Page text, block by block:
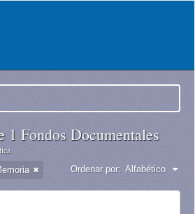
1 Fondos Documentales
Ordenar por: Alfabético